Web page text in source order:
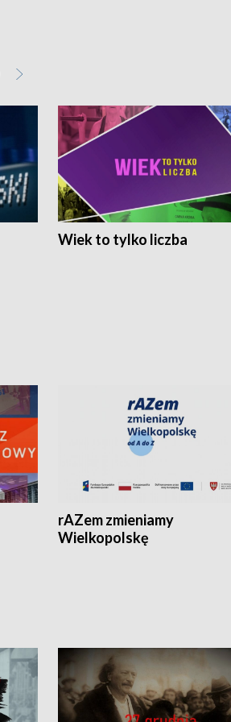
Wiek to tylko liczba
rAZem zmieniamy
Wielkopolskę